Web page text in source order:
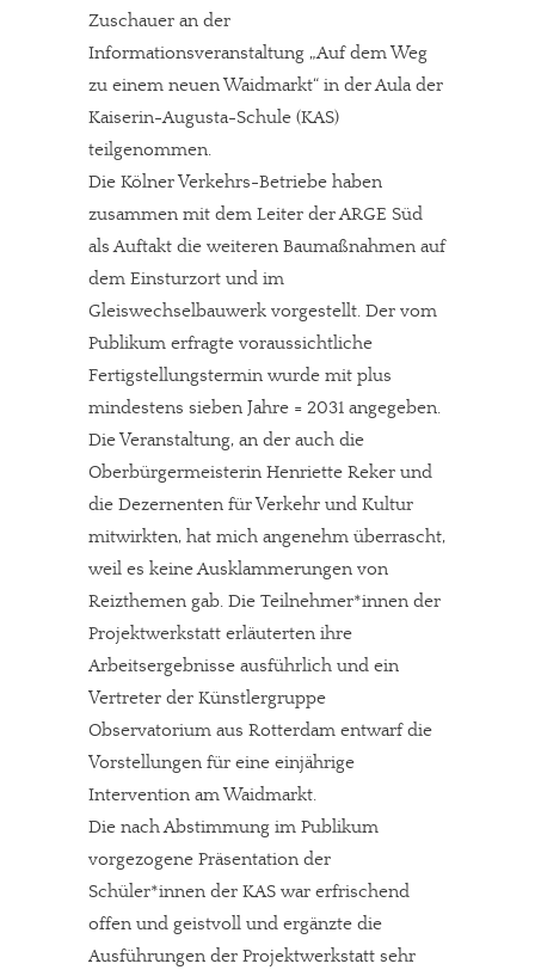
Zuschauer an der
Informationsveranstaltung „Auf dem Weg
zu einem neuen Waidmarkt“ in der Aula der
Kaiserin-Augusta-Schule (KAS)
teilgenommen.
Die Kölner Verkehrs-Betriebe haben
zusammen mit dem Leiter der ARGE Süd
als Auftakt die weiteren Baumaßnahmen auf
dem Einsturzort und im
Gleiswechselbauwerk vorgestellt. Der vom
Publikum erfragte voraussichtliche
Fertigstellungstermin wurde mit plus
mindestens sieben Jahre = 2031 angegeben.
Die Veranstaltung, an der auch die
Oberbürgermeisterin Henriette Reker und
die Dezernenten für Verkehr und Kultur
mitwirkten, hat mich angenehm überrascht,
weil es keine Ausklammerungen von
Reizthemen gab. Die Teilnehmer*innen der
Projektwerkstatt erläuterten ihre
Arbeitsergebnisse ausführlich und ein
Vertreter der Künstlergruppe
Observatorium aus Rotterdam entwarf die
Vorstellungen für eine einjährige
Intervention am Waidmarkt.
Die nach Abstimmung im Publikum
vorgezogene Präsentation der
Schüler*innen der KAS war erfrischend
offen und geistvoll und ergänzte die
Ausführungen der Projektwerkstatt sehr